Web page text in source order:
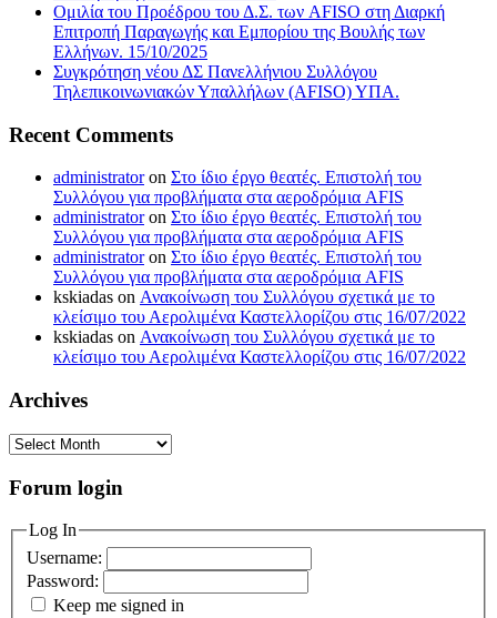
Ομιλία του Προέδρου του Δ.Σ. των AFISO στη Διαρκή
Επιτροπή Παραγωγής και Εμπορίου της Βουλής των
Ελλήνων. 15/10/2025
Συγκρότηση νέου ΔΣ Πανελλήνιου Συλλόγου
Τηλεπικοινωνιακών Υπαλλήλων (AFISO) ΥΠΑ.
Recent Comments
administratoron Στο ίδιο έργο θεατές. Επιστολή του
Συλλόγου για προβλήματα στα αεροδρόμια AFIS
administratoron Στο ίδιο έργο θεατές. Επιστολή του
Συλλόγου για προβλήματα στα αεροδρόμια AFIS
administratoron Στο ίδιο έργο θεατές. Επιστολή του
Συλλόγου για προβλήματα στα αεροδρόμια AFIS
kskiadas on Ανακοίνωση του Συλλόγου σχετικά με το
κλείσιμο του Αερολιμένα Καστελλορίζου στις 16/07/2022
kskiadas on Ανακοίνωση του Συλλόγου σχετικά με το
κλείσιμο του Αερολιμένα Καστελλορίζου στις 16/07/2022
Archives
Archives
Forum login
Log In
Username:
Password:
Keep me signed in